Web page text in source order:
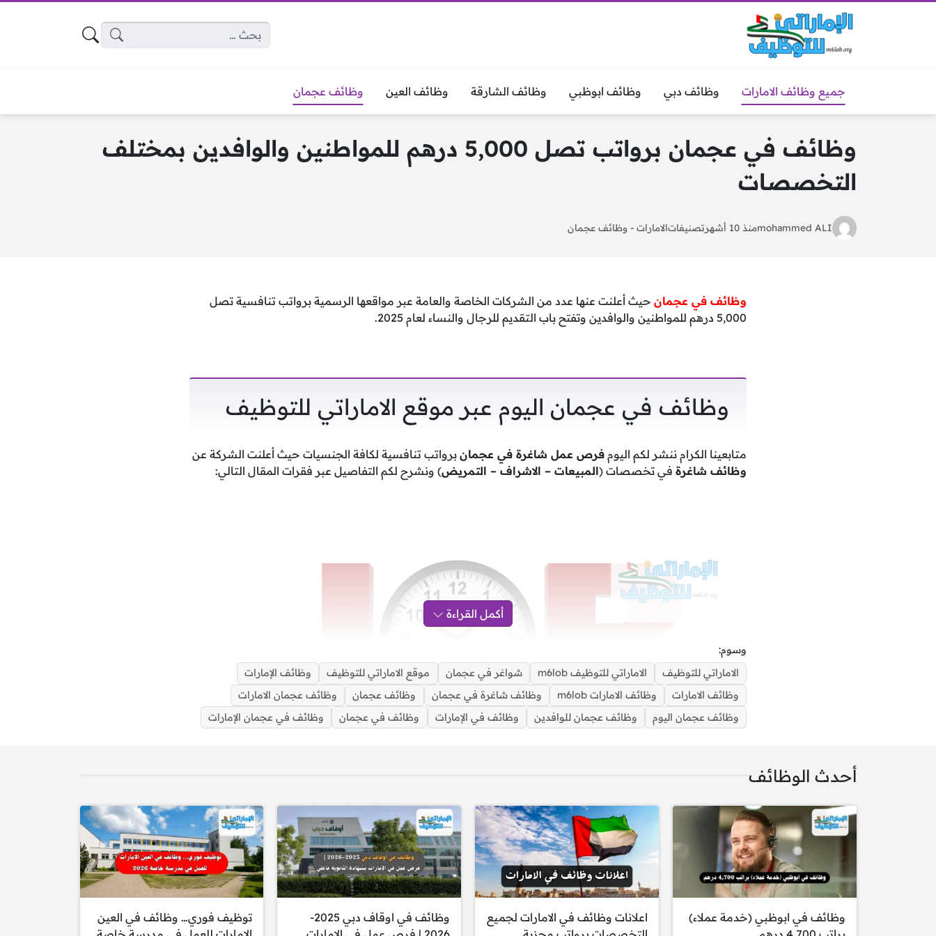
البحث عن:
جميع وظائف الامارات وظائف دبي وظائف ابوظبي وظائف الشارقة وظائف العين وظائف عجمان
وظائف في عجمان برواتب تصل 5,000 درهم للمواطنين والوافدين بمختلف
التخصصات
mohammed ALIمنذ 10 أشهر تصنيفاتالامارات -وظائف عجمان
وظائف في عجمان حيث أعلنت عنها عدد من الشركات الخاصة والعامة عبر مواقعها الرسمية برواتب تنافسية تصل
5,000 درهم للمواطنين والوافدين وتفتح باب التقديم للرجال والنساء لعام 2025.
وظائف في عجمان اليوم عبر موقع الاماراتي للتوظيف
متابعينا الكرام ننشر لكم اليوم فرص عمل شاغرة في عجمان برواتب تنافسية لكافة الجنسيات حيث أعلنت الشركة عن
وظائف شاغرة في تخصصات (المبيعات – الاشراف – التمريض) ونشرح لكم التفاصيل عبر فقرات المقال التالي:
وظائف في عجمان برواتب تصل 5,000 درهم للمواطنين والوافدين
أكمل القراءة
وسوم:
الاماراتي للتوظيف
الاماراتي للتوظيف m6lob شواغر في عجمان موقع الاماراتي للتوظيف
وظائف الإمارات
وظائف الامارات
وظائف الامارات m6lob وظائف شاغرة في عجمان وظائف عجمان
وظائف عجمان الامارات
‌وظائف عجمان اليوم
وظائف عجمان للوافدين وظائف في الإمارات ‌وظائف في عجمان وظائف في عجمان الإمارات
أحدث الوظائف
وظائف في ابوظبي (خدمة عملاء)
اعلانات وظائف في الامارات لجميع
وظائف في اوقاف دبي 2025-
توظيف فوري… وظائف في العين